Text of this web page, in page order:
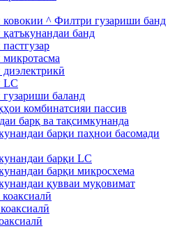
^ Филтри гузариши банд
банд
LC
баланд
комбинатсияи пассив
барқ ​​ва тақсимкунанда
барқи паҳнои басомади
барқи LC
барқи микросхема
қувваи муқовимат